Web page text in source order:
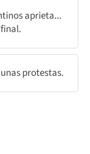
aprieta...
unas protestas.